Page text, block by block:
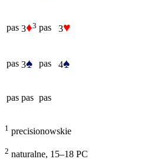
pas 3♦3 pas 3♥
pas 3♠ pas 4♠
pas pas pas
1 precisionowskie
2 naturalne, 15–18 PC